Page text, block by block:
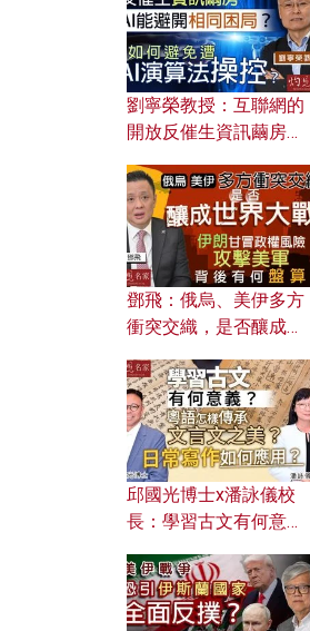
劉寧榮教授：互聯網的
開放反催生資訊繭房，
何避免遭AI演算法操
控？
鄧飛：俄烏、美伊多方
衝突交織，是否釀成世
風險攻擊美軍，背後有
何盤算？
邱國光博士x潘詠儀校
長：學習古文有何意
文之美？ 日常寫作如何
應用？